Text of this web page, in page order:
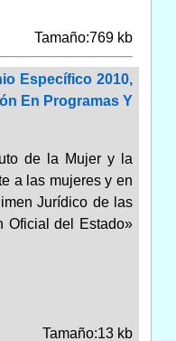
Tamaño:769 kb
Específico 2010,
En Programas Y
de la Mujer y la
a las mujeres y en
Jurídico de las
Oficial del Estado»
Tamaño:13 kb